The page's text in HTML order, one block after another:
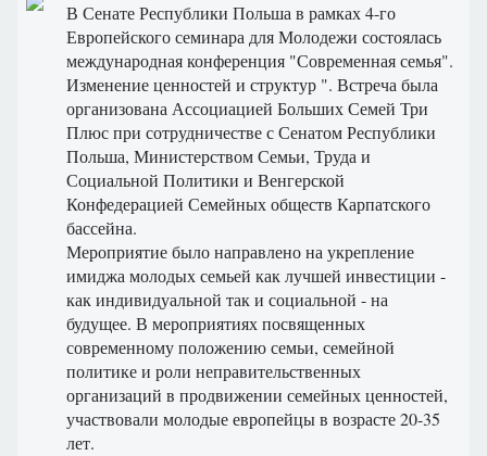
В СенатеРеспублики Польша в рамках 4-го
Европейскогосеминара дляМолодежи состоялась
международнаяконференция "Современнаясемья".
Изменениеценностей и структур ". Встреча была
организована Ассоциацией БольшихСемей Три
Плюспри сотрудничествес СенатомРеспублики
Польша, МинистерствомСемьи, Труда и
Социальной Политики и Венгерской
Конфедерацией Семейныхобществ Карпатского
бассейна.
Мероприятие было направленона укрепление
имиджа молодых семьей каклучшей инвестиции -
какиндивидуальной таки социальной -на
будущее. В мероприятияхпосвященных
современномуположениюсемьи, семейной
политикеи роли неправительственных
организаций в продвижении семейныхценностей,
участвовали молодыеевропейцыв возрасте20-35
лет.